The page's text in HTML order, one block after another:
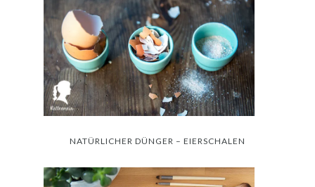
NATÜRLICHER DÜNGER – EIERSCHALEN